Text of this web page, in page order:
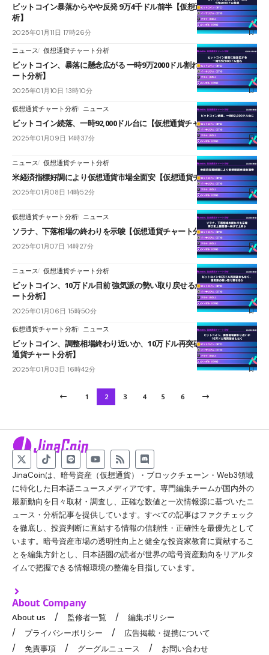
ビットコイン暴落からやや反発 9万4千ドル前半【仮想通貨チャート分
析】
2025年01月11日 17時26分
ニュース 仮想通貨チャート分析
ビットコイン、暴落に懸念広がる 一時9万2000ドル割れ【仮想通貨チャ
ート分析】
2025年01月10日 13時10分
仮想通貨チャート分析 ニュース
ビットコイン続落、一時92,000ドル台に【仮想通貨チャート分析】
2025年01月09日 14時37分
ニュース 仮想通貨チャート分析
米経済指標好調により仮想通貨市場全面安【仮想通貨チャート分析】
2025年01月08日 14時52分
仮想通貨チャート分析 ニュース
ソラナ、下落相場の終わりを示唆【仮想通貨チャート分析】
2025年01月07日 14時27分
ニュース 仮想通貨チャート分析
ビットコイン、10万ドル目前 強気派の勢い取り戻せるか【仮想通貨チャ
ート分析】
2025年01月06日 15時50分
仮想通貨チャート分析 ニュース
ビットコイン、調整相場終わり近いか、10万ドル再突破まもなく【仮想
通貨チャート分析】
2025年01月03日 16時42分
1 2 3 4 5 6
JinaCoinは、暗号資産（仮想通貨）・ブロックチェーン・Web3領域
に特化した日本語ニュースメディアです。専門編集チームが国内外の
最新動向を日々取材・調査し、正確な数値と一次情報源に基づいたニ
ュース・分析記事を提供しています。すべての記事はファクチェック
を徹底し、投資判断に直結する情報の信頼性・正確性を最優先として
います。暗号資産市場の透明性向上と健全な投資家教育に貢献するこ
とを編集方針とし、日本語圏の読者が世界の暗号資産動向をリアルタ
イムで把握できる情報環境の整備を目指しています。
About Company
About us 監修者一覧
編集ポリシー
プライバシーポリシー
広告掲載・提携について
免責事項
グーグルニュース お問い合わせ